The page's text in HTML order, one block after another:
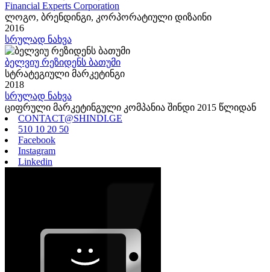
Financial Experts Corporation
ლოგო, ბრენდინგი, კორპორატიული დიზაინი
2016
სრულად ნახვა
ბელვიუ რეზიდენს ბათუმი
სტრატეგიული მარკეტინგი
2018
სრულად ნახვა
ციფრული მარკეტინგული კომპანია შინდი 2015 წლიდან
CONTACT@SHINDI.GE
510 10 20 50
Facebook
Instagram
Linkedin